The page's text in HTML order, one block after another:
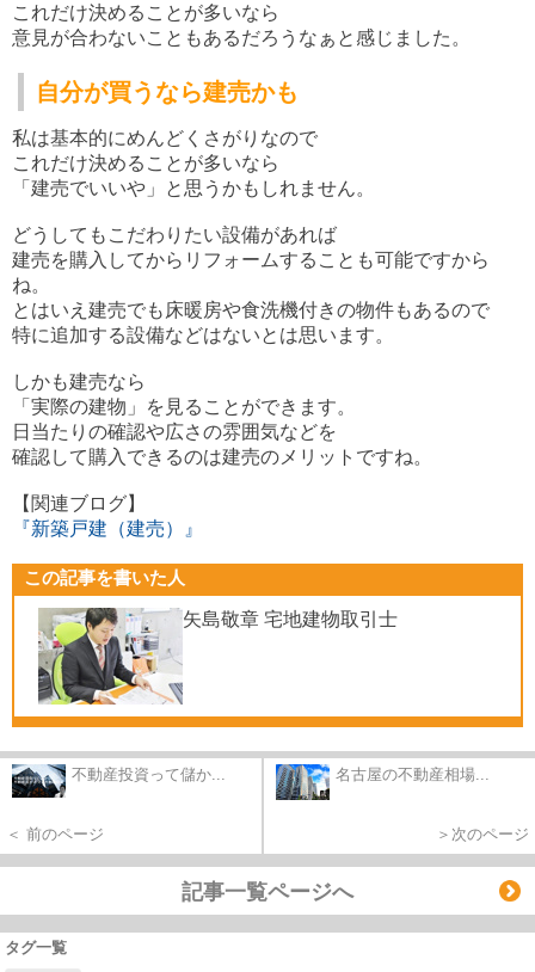
これだけ決めることが多いなら
意見が合わないこともあるだろうなぁと感じました。
自分が買うなら建売かも
私は基本的にめんどくさがりなので
これだけ決めることが多いなら
「建売でいいや」と思うかもしれません。
どうしてもこだわりたい設備があれば
建売を購入してからリフォームすることも可能ですから
ね。
とはいえ建売でも床暖房や食洗機付きの物件もあるので
特に追加する設備などはないとは思います。
しかも建売なら
「実際の建物」を見ることができます。
日当たりの確認や広さの雰囲気などを
確認して購入できるのは建売のメリットですね。
【関連ブログ】
『新築戸建（建売）』
この記事を書いた人
矢島敬章 宅地建物取引士
不動産投資って儲か...
＜ 前のページ
名古屋の不動産相場...
＞次のページ
記事一覧ページへ
タグ一覧